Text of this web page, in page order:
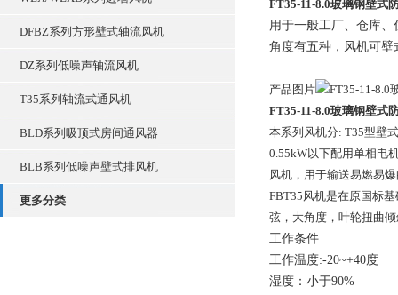
DFBZ系列方形壁式轴流风机
DZ系列低噪声轴流风机
T35系列轴流式通风机
BLD系列吸顶式房间通风器
BLB系列低噪声壁式排风机
更多分类
FT35-11-8.0玻璃钢壁式
用于一般工厂、仓库
角度有五种，风机可
产品图片
FT35-11-8.0玻璃钢壁式
本系列风机分: T35型壁
0.55kW以下配用单相电
风机，用于输送易燃易
FBT35风机是在原国标
弦，大角度，叶轮扭曲
工作条件
工作温度:-20~+40度
湿度：小于90%